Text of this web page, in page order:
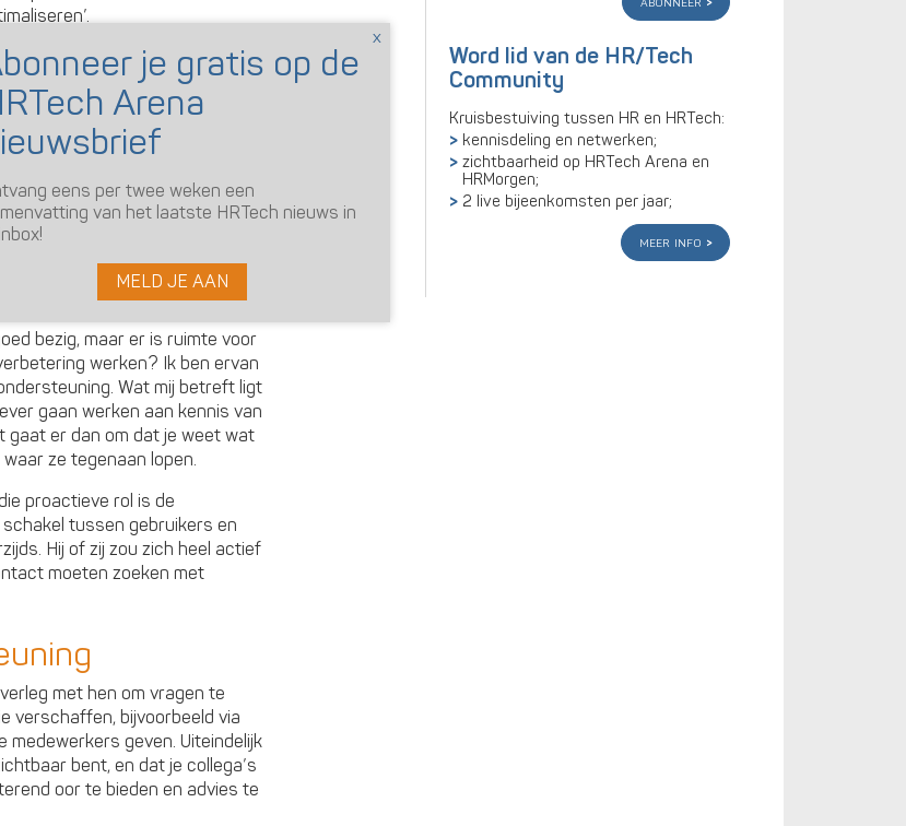
de andere resultatenhet
2023.
bezig, maar er is ruimte voor
werken? Ik ben ervan
Wat mij betreft ligt
gaan werken aan kennis van
gaat er dan om dat je weet wat
ze tegenaan lopen.
proactieve rol is de
tussen gebruikers en
Hij of zij zou zich heel actief
moeten zoeken met
met hen om vragen te
verschaffen, bijvoorbeeld via
geven. Uiteindelijk
bent, en dat je collega’s
oor te bieden en advies te
Word lid van de HR/Tech
Community
Kruisbestuiving tussen HR en HRTech:
kennisdeling en netwerken;
zichtbaarheid op HRTech Arena en
HRMorgen;
2 live bijeenkomsten per jaar;
meer info
eens per twee weken een
van het laatste HRTech nieuws in
MELD JE AAN